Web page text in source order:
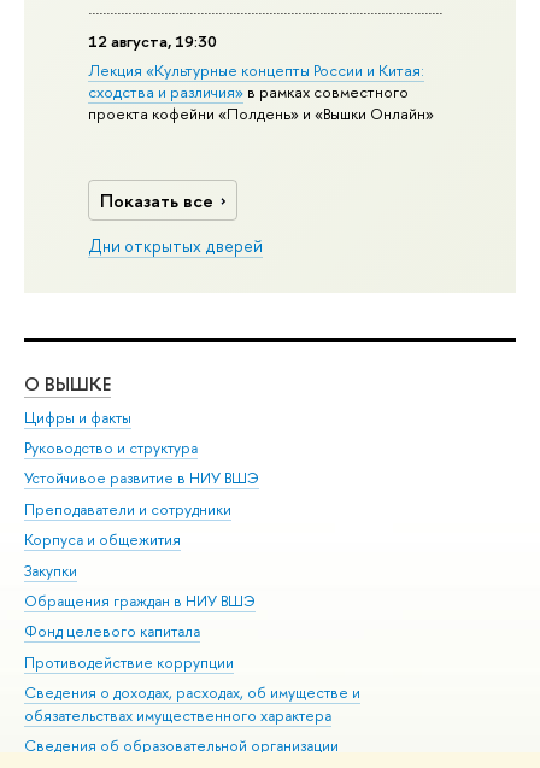
12 августа, 19:30
Лекция «Культурные концепты России и Китая:
сходства и различия» в рамках совместного
проекта кофейни «Полдень» и «Вышки Онлайн»
Показать все
Дни открытых дверей
О ВЫШКЕ
Цифры и факты
Руководство и структура
Устойчивое развитие в НИУ ВШЭ
Преподаватели и сотрудники
Корпуса и общежития
Закупки
Обращения граждан в НИУ ВШЭ
Фонд целевого капитала
Противодействие коррупции
Сведения о доходах, расходах, об имуществе и
обязательствах имущественного характера
Сведения об образовательной организации